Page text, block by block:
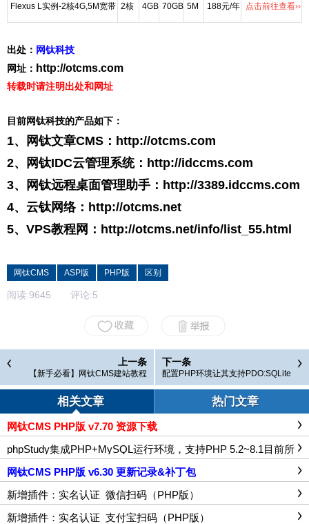
Flexus L实例-2核4G,5M宽带 2核 4GB 70GB 5M 188元/年 点击前往查看››
出处： 网钛科技
网址： http://otcms.com
转载时请注明出处和网址
目前网钛科技的产品如下：
1、网钛文章CMS： http://otcms.com
2、网钛IDC云管理系统： http://idccms.com
3、网钛远程桌面管理助手： http://3389.idccms.com
4、云钛网络： http://otcms.net
5、VPS教程网： http://otcms.net/info/list_55.html
网钛CMS ASP版 PHP版 区别
阅读:9645 评论:5
上一条
【新手必看】网钛CMS建站教程
下一条
配置PHP环境让其支持PDO:SQLite
相关文章 热门文章
网钛CMS PHP版 v7.70 资源下载
phpStudy集成PHP+MySQL运行环境，支持PHP 5.2~8.1目前所
有PHP版本，适合本地测试PHP程序
网钛CMS PHP版 v6.30 更新记录&补丁包
新增插件：实名认证_微信扫码（PHP版）
新增插件：实名认证_支付宝扫码（PHP版）